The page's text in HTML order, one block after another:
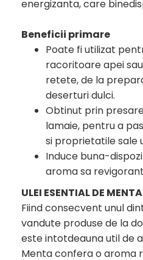
energizanta, care
Beneficii primare
Poate fi utilizat
racoritoare apei
retete, de la
deserturi dulci.
Obtinut prin
lamaie, pentru a
si proprietatile sale
Induce buna-
aroma sa
ULEI ESENTIAL DE MENTA
Fiind consecvent unul
vandute produse de la
este intotdeauna util de
Menta confera o